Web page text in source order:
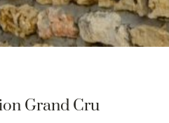
Grand Cru